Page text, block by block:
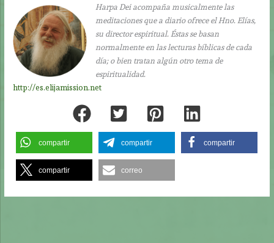
Harpa Dei acompaña musicalmente las
meditaciones que a diario ofrece el Hno. Elías,
su director espiritual. Éstas se basan
normalmente en las lecturas bíblicas de cada
día; o bien tratan algún otro tema de
espiritualidad.
http://es.elijamission.net
compartir compartir compartir
compartir correo